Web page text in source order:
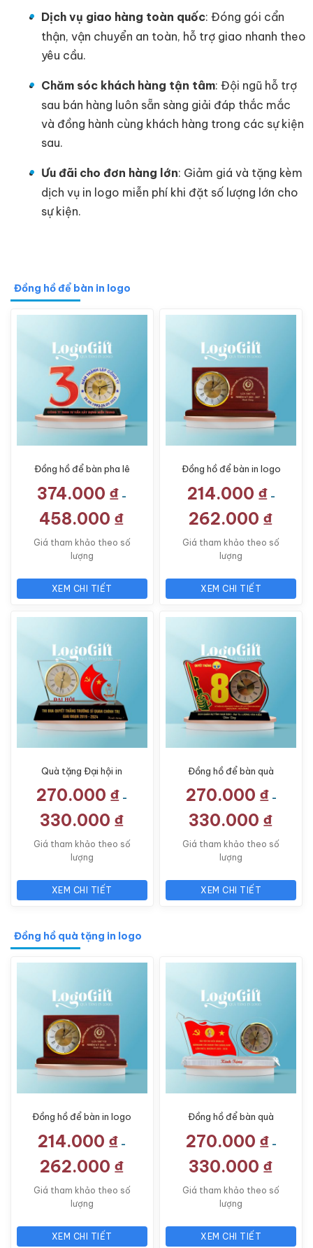
Dịch vụ giao hàng toàn quốc: Đóng gói cẩn
thận, vận chuyển an toàn, hỗ trợ giao nhanh theo
yêu cầu.
Chăm sóc khách hàng tận tâm: Đội ngũ hỗ trợ
sau bán hàng luôn sẵn sàng giải đáp thắc mắc
và đồng hành cùng khách hàng trong các sự kiện
sau.
Ưu đãi cho đơn hàng lớn: Giảm giá và tặng kèm
dịch vụ in logo miễn phí khi đặt số lượng lớn cho
sự kiện.
Đồng hồ để bàn in logo
Đồng hồ để bàn pha lê
số kỷ niệm LG-ĐH05
374.000 ₫ -
458.000 ₫
Giá tham khảo theo số
lượng
XEM CHI TIẾT
Đồng hồ để bàn in logo
LG-ĐH23
214.000 ₫ -
262.000 ₫
Giá tham khảo theo số
lượng
XEM CHI TIẾT
Quà tặng Đại hội in
pha lê LG-ĐH11
270.000 ₫ -
330.000 ₫
Giá tham khảo theo số
lượng
XEM CHI TIẾT
Đồng hồ để bàn quà
lê LG-ĐH12
270.000 ₫ -
330.000 ₫
Giá tham khảo theo số
lượng
XEM CHI TIẾT
Đồng hồ quà tặng in logo
Đồng hồ để bàn in logo
LG-ĐH23
214.000 ₫ -
262.000 ₫
Giá tham khảo theo số
lượng
XEM CHI TIẾT
Đồng hồ để bàn quà
lê LG-ĐH10
270.000 ₫ -
330.000 ₫
Giá tham khảo theo số
lượng
XEM CHI TIẾT